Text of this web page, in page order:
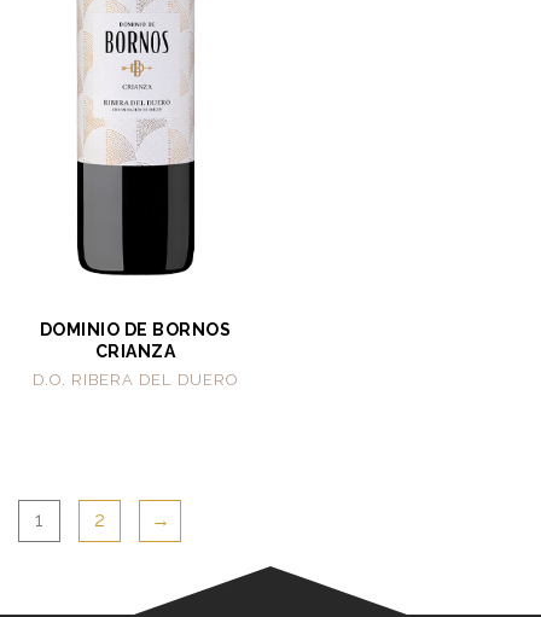
DOMINIO DE BORNOS
CRIANZA
D.O. RIBERA DEL DUERO
1 2 →